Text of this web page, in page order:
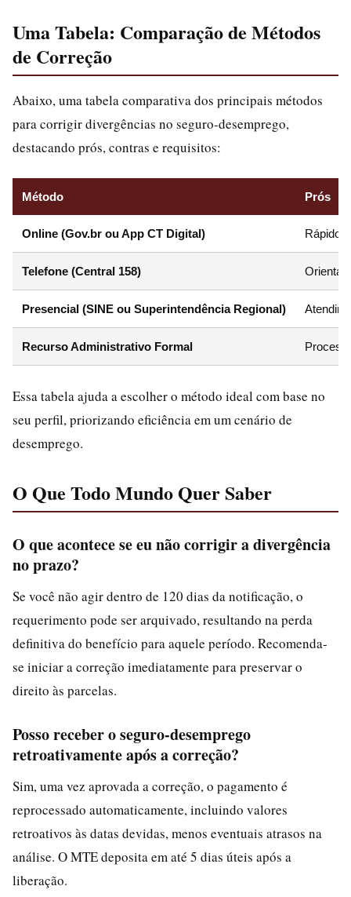
Uma Tabela: Comparação de Métodos
de Correção
Abaixo, uma tabela comparativa dos principais métodos
para corrigir divergências no seguro-desemprego,
destacando prós, contras e requisitos:
Método Prós
Online (Gov.br ou App CT Digital) Rápido,
Telefone (Central 158)
Presencial (SINE ou Superintendência Regional)
Recurso Administrativo Formal
Essa tabela ajuda a escolher o método ideal com base no
seu perfil, priorizando eficiência em um cenário de
desemprego.
O Que Todo Mundo Quer Saber
O que acontece se eu não corrigir a divergência
no prazo?
Se você não agir dentro de 120 dias da notificação, o
requerimento pode ser arquivado, resultando na perda
definitiva do benefício para aquele período. Recomenda-
se iniciar a correção imediatamente para preservar o
direito às parcelas.
Posso receber o seguro-desemprego
retroativamente após a correção?
Sim, uma vez aprovada a correção, o pagamento é
reprocessado automaticamente, incluindo valores
retroativos às datas devidas, menos eventuais atrasos na
análise. O MTE deposita em até 5 dias úteis após a
liberação.